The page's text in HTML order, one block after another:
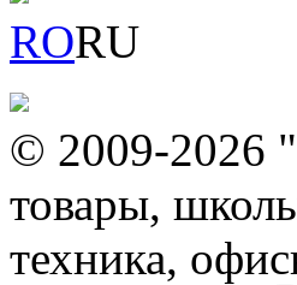
RORU
© 2009-2026
товары,
техника,